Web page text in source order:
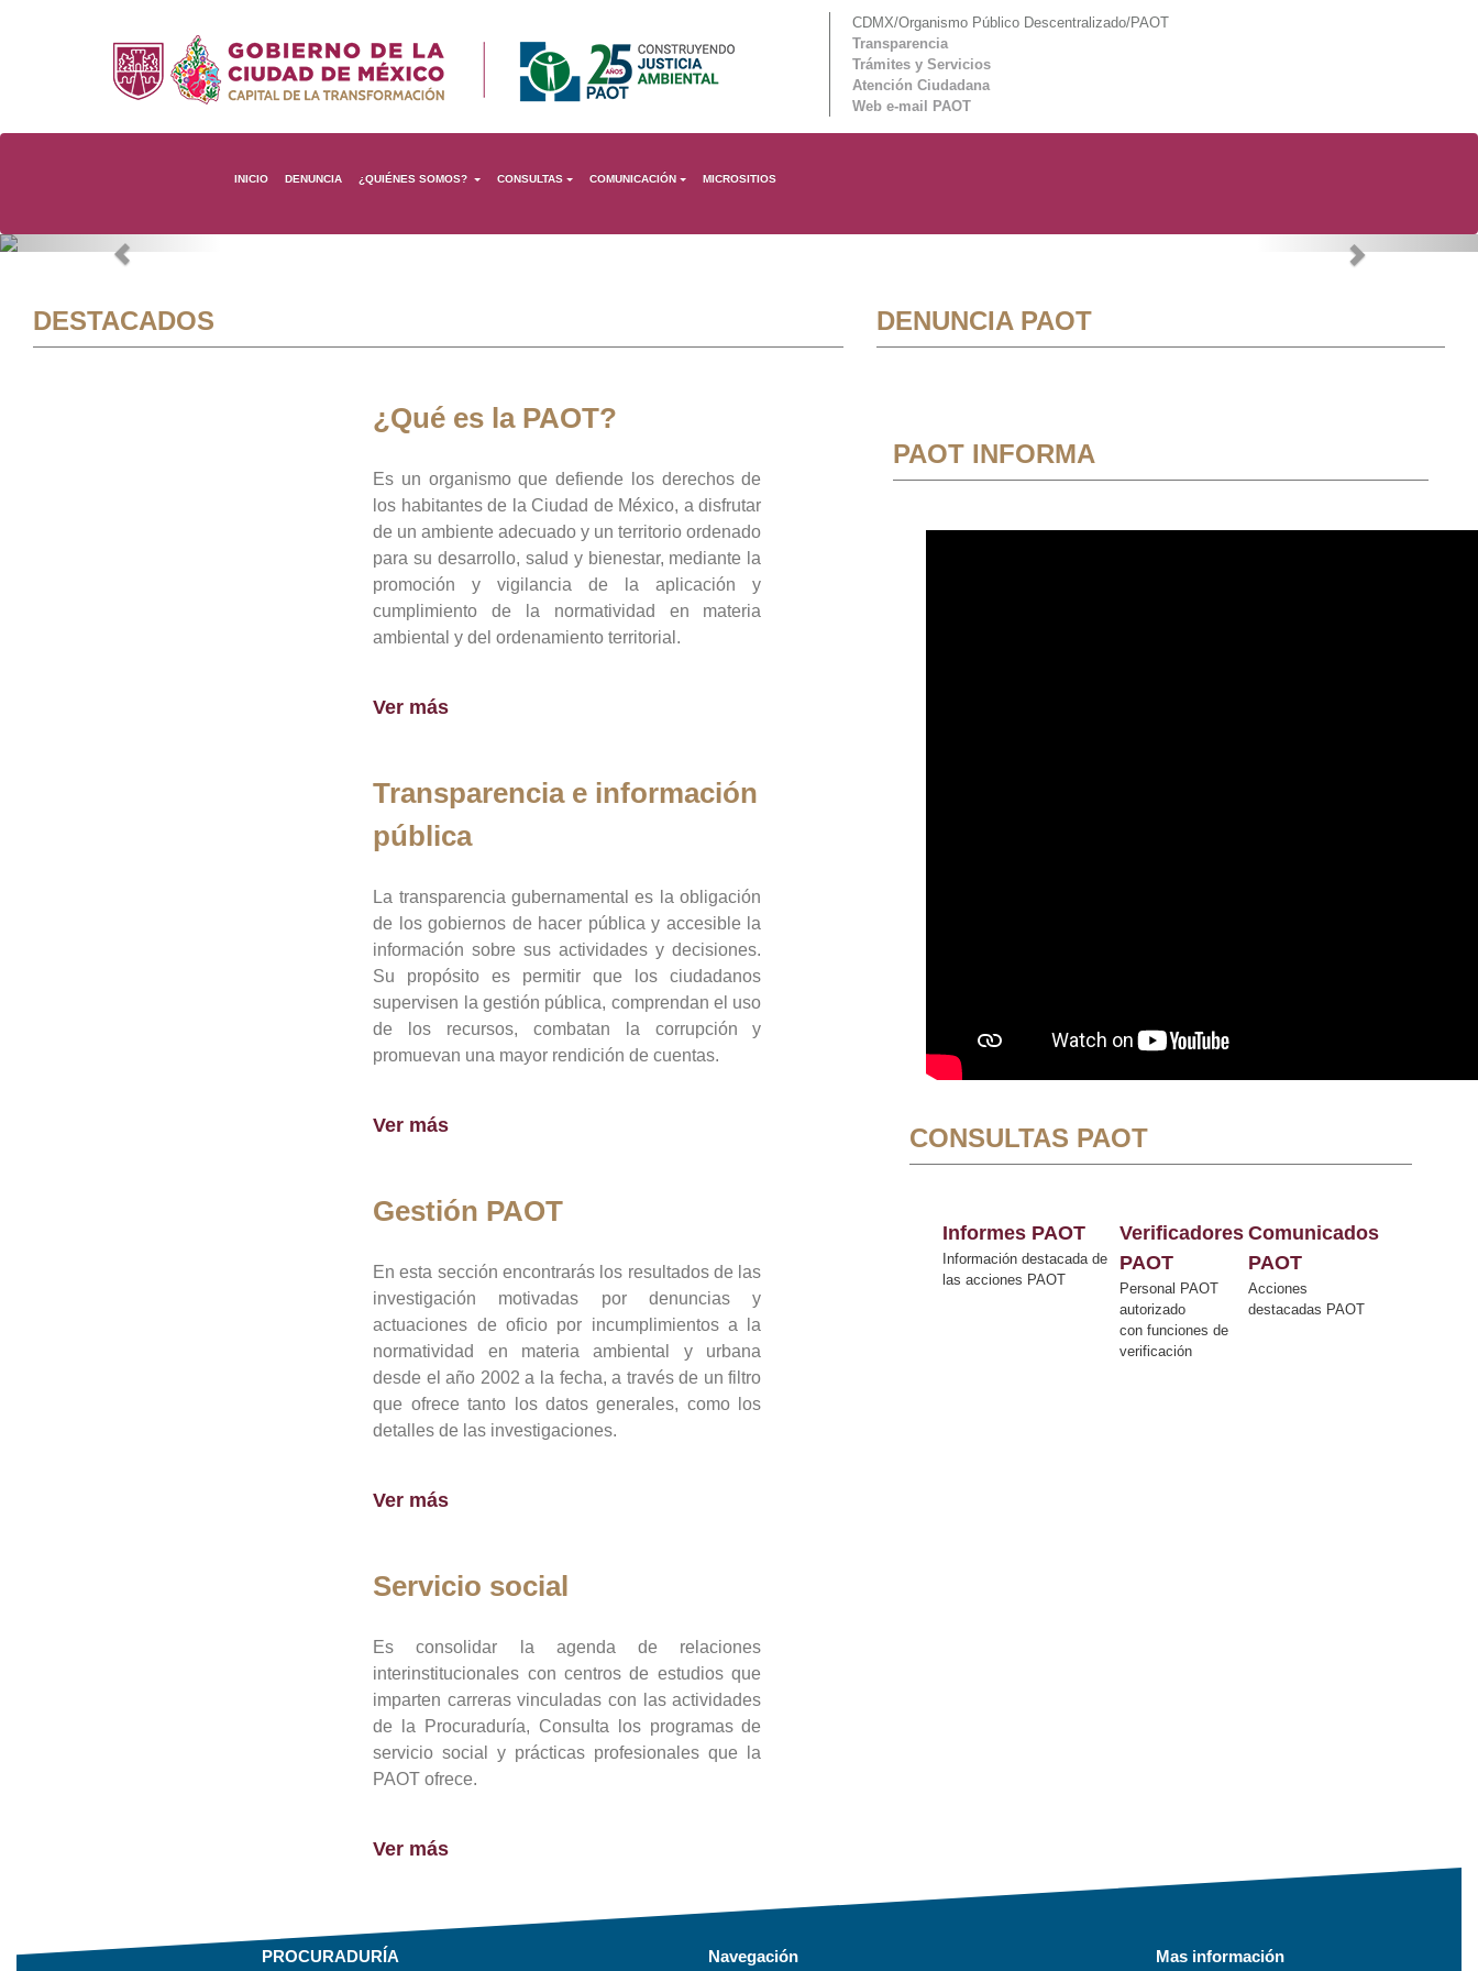
CDMX/Organismo Público Descentralizado/PAOT
Transparencia
Trámites y Servicios
Atención Ciudadana
Web e-mail PAOT
INICIO DENUNCIA ¿QUIÉNES SOMOS? CONSULTAS COMUNICACIÓN MICROSITIOS
Previous Next
DESTACADOS
¿Qué es la PAOT?
Es un organismo que defiende los derechos de
los habitantes de la Ciudad de México, a disfrutar
de un ambiente adecuado y un territorio ordenado
para su desarrollo, salud y bienestar, mediante la
promoción y vigilancia de la aplicación y
cumplimiento de la normatividad en materia
ambiental y del ordenamiento territorial.
Ver más
Transparencia e información
pública
La transparencia gubernamental es la obligación
de los gobiernos de hacer pública y accesible la
información sobre sus actividades y decisiones.
Su propósito es permitir que los ciudadanos
supervisen la gestión pública, comprendan el uso
de los recursos, combatan la corrupción y
promuevan una mayor rendición de cuentas.
Ver más
Gestión PAOT
En esta sección encontrarás los resultados de las
investigación motivadas por denuncias y
actuaciones de oficio por incumplimientos a la
normatividad en materia ambiental y urbana
desde el año 2002 a la fecha, a través de un filtro
que ofrece tanto los datos generales, como los
detalles de las investigaciones.
Ver más
Servicio social
Es consolidar la agenda de relaciones
interinstitucionales con centros de estudios que
imparten carreras vinculadas con las actividades
de la Procuraduría, Consulta los programas de
servicio social y prácticas profesionales que la
PAOT ofrece.
Ver más
DENUNCIA PAOT
PAOT INFORMA
CONSULTAS PAOT
Informes PAOT
Información destacada de
las acciones PAOT
Verificadores
PAOT
Personal PAOT
autorizado
con funciones de
verificación
Comunicados
PAOT
Acciones
destacadas PAOT
PROCURADURÍA Navegación Mas información